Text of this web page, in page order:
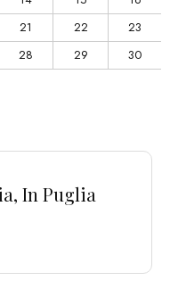
21 22
23
28 29 30
In Puglia